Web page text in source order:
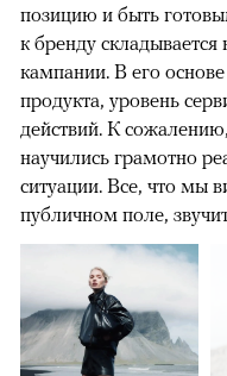
позицию и быть
к бренду
кампании. В его
продукта, уровень
действий. К
научились грамотно
ситуации. Все, что мы
публичном поле,